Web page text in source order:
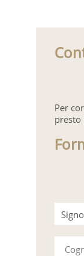
Per
presto